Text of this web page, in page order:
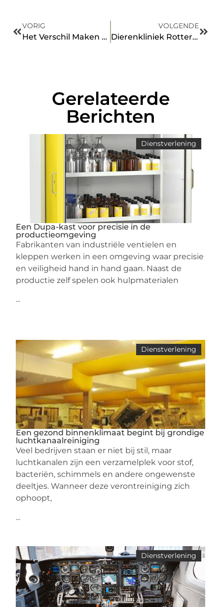
VORIG
Het Verschil Maken met Copywriting in Hilversum
VOLGENDE
Dierenkliniek Rotterdam: Waar op letten?
Gerelateerde
Berichten
Dienstverlening
Een Dupa-kast voor precisie in de
productieomgeving
Fabrikanten van industriële ventielen en
kleppen werken in een omgeving waar precisie
en veiligheid hand in hand gaan. Naast de
productie zelf spelen ook hulpmaterialen
...
Dienstverlening
Een gezond binnenklimaat begint bij grondige
luchtkanaalreiniging
Veel bedrijven staan er niet bij stil, maar
luchtkanalen zijn een verzamelplek voor stof,
bacteriën, schimmels en andere ongewenste
deeltjes. Wanneer deze verontreiniging zich
ophoopt,
...
Dienstverlening